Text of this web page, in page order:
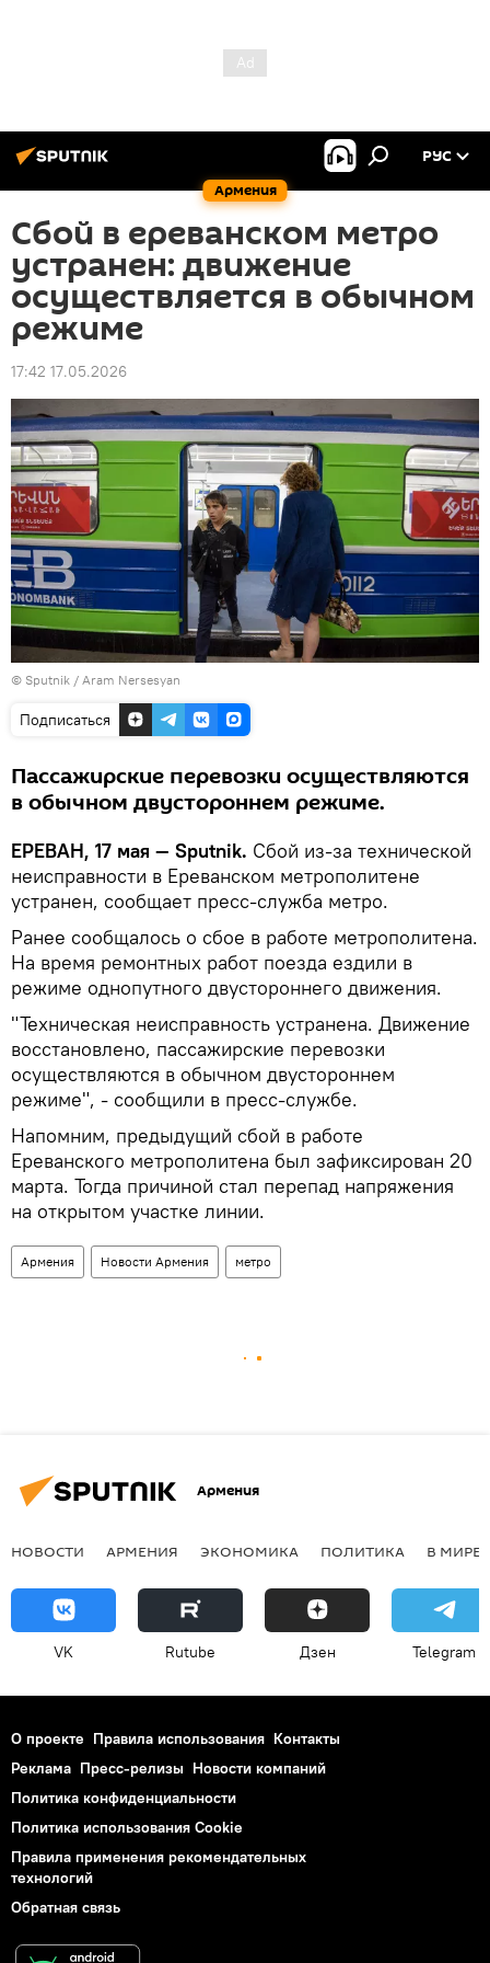
Армения
РУС
Сбой в ереванском метро
устранен: движение
осуществляется в обычном
режиме
17:42 17.05.2026
© Sputnik / Aram Nersesyan
Подписаться
Пассажирские перевозки осуществляются
в обычном двустороннем режиме.
ЕРЕВАН, 17 мая — Sputnik. Сбой из-за технической
неисправности в Ереванском метрополитене
устранен, сообщает пресс-служба метро.
Ранее сообщалось о сбое в работе метрополитена.
На время ремонтных работ поезда ездили в
режиме однопутного двустороннего движения.
"Техническая неисправность устранена. Движение
восстановлено, пассажирские перевозки
осуществляются в обычном двустороннем
режиме", - сообщили в пресс-службе.
Напомним, предыдущий сбой в работе
Ереванского метрополитена был зафиксирован 20
марта. Тогда причиной стал перепад напряжения
на открытом участке линии.
Армения Новости Армения метро
Армения
НОВОСТИ АРМЕНИЯ ЭКОНОМИКА ПОЛИТИКА В МИРЕ
VK Rutube Дзен Telegram
О проекте Правила использования Контакты
Реклама Пресс-релизы Новости компаний
Политика конфиденциальности
Политика использования Cookie
Правила применения рекомендательных
технологий
Обратная связь